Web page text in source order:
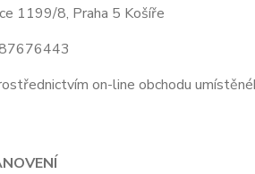
1199/8, Praha 5 Košíře
on-line obchodu